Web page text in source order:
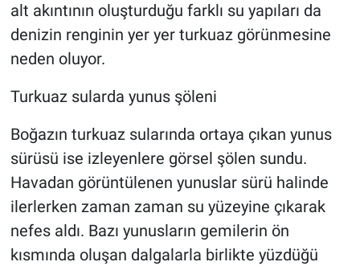
alt akıntının oluşturduğu farklı su yapıları da
denizin renginin yer yer turkuaz görünmesine
neden oluyor.
Turkuaz sularda yunus şöleni
Boğazın turkuaz sularında ortaya çıkan yunus
sürüsü ise izleyenlere görsel şölen sundu.
Havadan görüntülenen yunuslar sürü halinde
ilerlerken zaman zaman su yüzeyine çıkarak
nefes aldı. Bazı yunusların gemilerin ön
kısmında oluşan dalgalarla birlikte yüzdüğü